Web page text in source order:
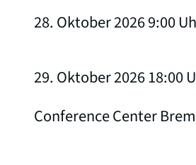
28. Oktober 2026 9:00
29. Oktober 2026 18:00
Conference Center